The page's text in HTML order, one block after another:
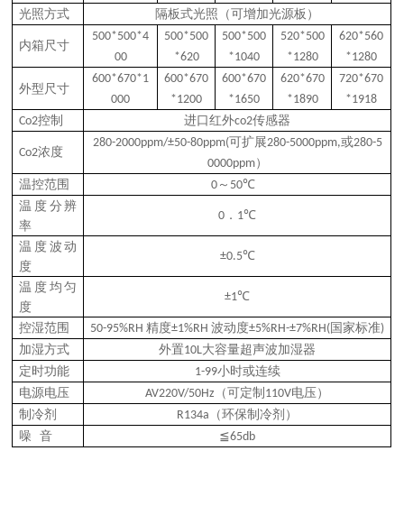
光照方式
隔板式光照（可增加光源板）
内箱尺寸
500*500*4
00
500*500
*620
500*500
*1040
520*500
*1280
620*560
*1280
外型尺寸
600*670*1
000
600*670
*1200
600*670
*1650
620*670
*1890
720*670
*1918
Co2控制 进口红外co2传感器
Co2浓度
280-2000ppm/±50-80ppm(可扩展280-5000ppm,或280-5
0000ppm）
温控范围
0 ～ 50℃
温度分辨
率
0 ． 1℃
温度波动
度
±0.5℃
温度均匀
度
±1℃
控湿范围 50-95%RH精度±1%RH波动度±5%RH-±7%RH( 国家标准)
加湿方式
外置10L大容量超声波加湿器
定时功能
1-99小时或连续
电源电压
AV220V/50Hz （可定制 110V电压）
制冷剂
R134a （环保制冷剂）
噪
音 ≦65db